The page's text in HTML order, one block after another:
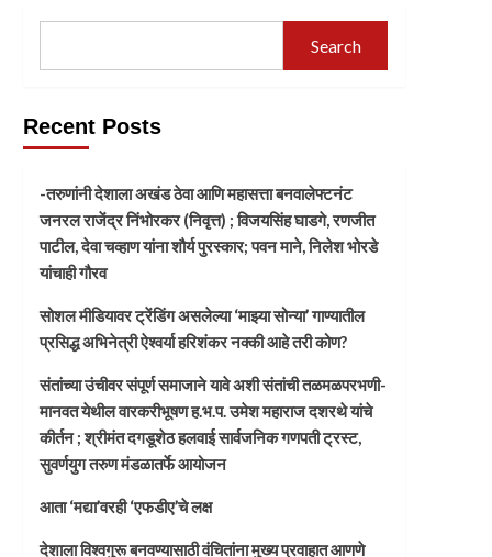
Search
Recent Posts
-तरुणांनी देशाला अखंड ठेवा आणि महासत्ता बनवालेफ्टनंट
जनरल राजेंद्र निंभोरकर (निवृत्त) ; विजयसिंह घाडगे, रणजीत
पाटील, देवा चव्हाण यांना शौर्य पुरस्कार; पवन माने, निलेश भोरडे
यांचाही गौरव
सोशल मीडियावर ट्रेंडिंग असलेल्या ‘माझ्या सोन्या’ गाण्यातील
प्रसिद्ध अभिनेत्री ऐश्वर्या हरिशंकर नक्की आहे तरी कोण?
संतांच्या उंचीवर संपूर्ण समाजाने यावे अशी संतांची तळमळपरभणी-
मानवत येथील वारकरीभूषण ह.भ.प. उमेश महाराज दशरथे यांचे
कीर्तन ; श्रीमंत दगडूशेठ हलवाई सार्वजनिक गणपती ट्रस्ट,
सुवर्णयुग तरुण मंडळातर्फे आयोजन
आता ‘मद्या’वरही ‘एफडीए’चे लक्ष
देशाला विश्वगुरू बनवण्यासाठी वंचितांना मुख्य प्रवाहात आणणे